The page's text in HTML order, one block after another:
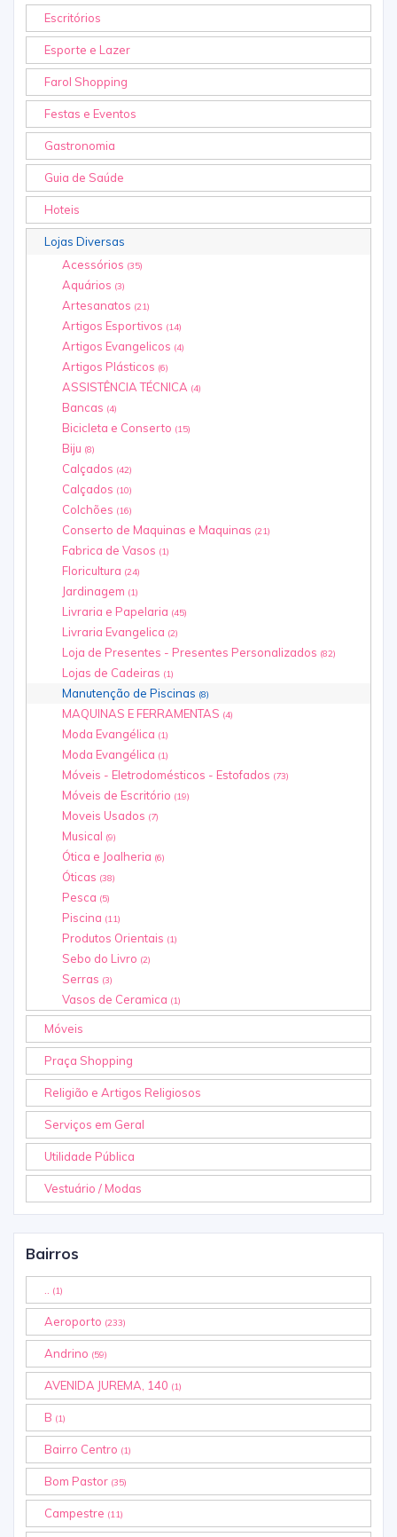
Escritórios
Esporte e Lazer
Farol Shopping
Festas e Eventos
Gastronomia
Guia de Saúde
Hoteis
Lojas Diversas
Acessórios (35)
Aquários (3)
Artesanatos (21)
Artigos Esportivos (14)
Artigos Evangelicos (4)
Artigos Plásticos (6)
ASSISTÊNCIA TÉCNICA (4)
Bancas (4)
Bicicleta e Conserto (15)
Biju (8)
Calçados (42)
Calçados (10)
Colchões (16)
Conserto de Maquinas e Maquinas (21)
Fabrica de Vasos (1)
Floricultura (24)
Jardinagem (1)
Livraria e Papelaria (45)
Livraria Evangelica (2)
Loja de Presentes - Presentes Personalizados (82)
Lojas de Cadeiras (1)
Manutenção de Piscinas (8)
MAQUINAS E FERRAMENTAS (4)
Moda Evangélica (1)
Moda Evangélica (1)
Móveis - Eletrodomésticos - Estofados (73)
Móveis de Escritório (19)
Moveis Usados (7)
Musical (9)
Ótica e Joalheria (6)
Óticas (38)
Pesca (5)
Piscina (11)
Produtos Orientais (1)
Sebo do Livro (2)
Serras (3)
Vasos de Ceramica (1)
Móveis
Praça Shopping
Religião e Artigos Religiosos
Serviços em Geral
Utilidade Pública
Vestuário / Modas
Bairros
(1)
Aeroporto (233)
Andrino (59)
AVENIDA JUREMA, 140 (1)
B (1)
Bairro Centro (1)
Bom Pastor (35)
Campestre (11)